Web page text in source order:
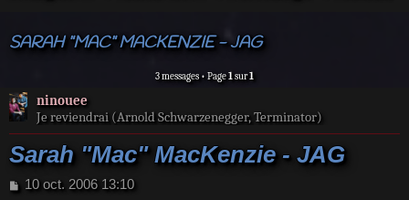
SARAH "MAC" MACKENZIE - JAG
3 messages • Page1sur1
ninouee
Je reviendrai (Arnold Schwarzenegger, Terminator)
Sarah "Mac" MacKenzie - JAG
M10 oct. 2006 13:10